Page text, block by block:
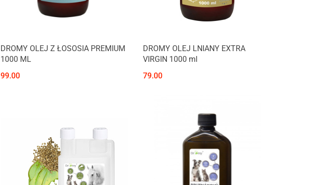
DROMY OLEJ Z ŁOSOSIA PREMIUM
1000 ML
99.00
DROMY OLEJ LNIANY EXTRA
VIRGIN 1000 ml
79.00